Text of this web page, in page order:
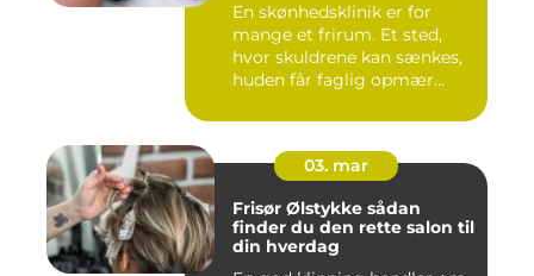
En skønhedsklinik er for
mange et frirum. Et sted,
hvor skuldrene kan sænkes,
huden får faglig opmær...
03. mar
Frisør Ølstykke sådan
finder du den rette salon til
din hverdag